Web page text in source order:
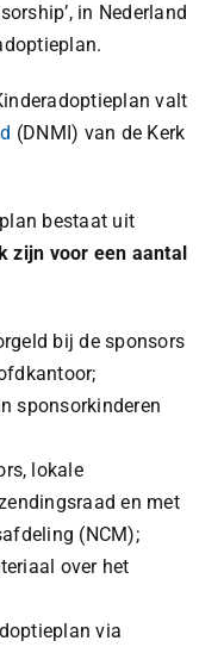
in Nederland
valt
(DNMI) van de Kerk
bestaat uit
zijn voor een aantal
bij de sponsors
sponsorkinderen
lokale
en met
(NCM);
over het
via